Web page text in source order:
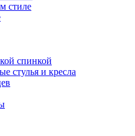
стиле
спинкой
стулья и кресла